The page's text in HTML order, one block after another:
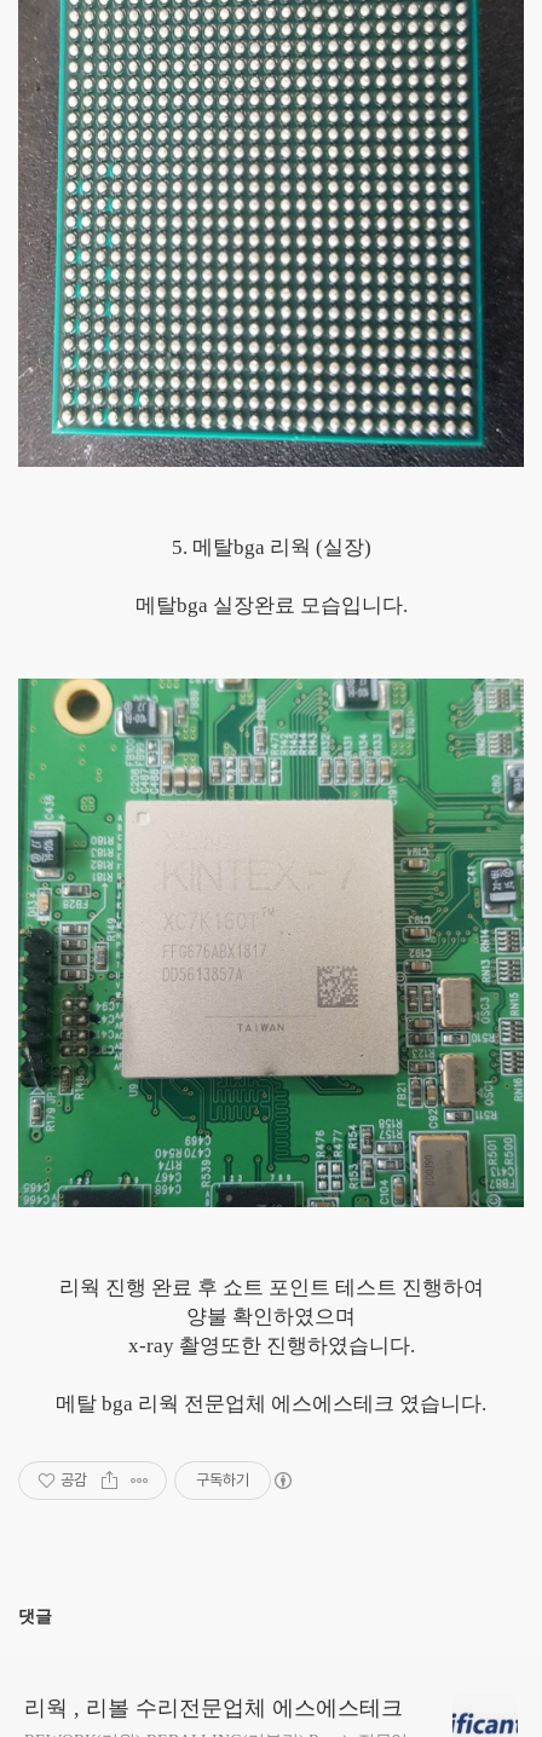
5. 메탈bga 리웍 (실장)
메탈bga 실장완료 모습입니다.
리웍 진행 완료 후 쇼트 포인트 테스트 진행하여
양불 확인하였으며
x-ray 촬영또한 진행하였습니다.
메탈 bga 리웍 전문업체 에스에스테크 였습니다.
공감 구독하기
댓글
리웍 , 리볼 수리전문업체 에스에스테크